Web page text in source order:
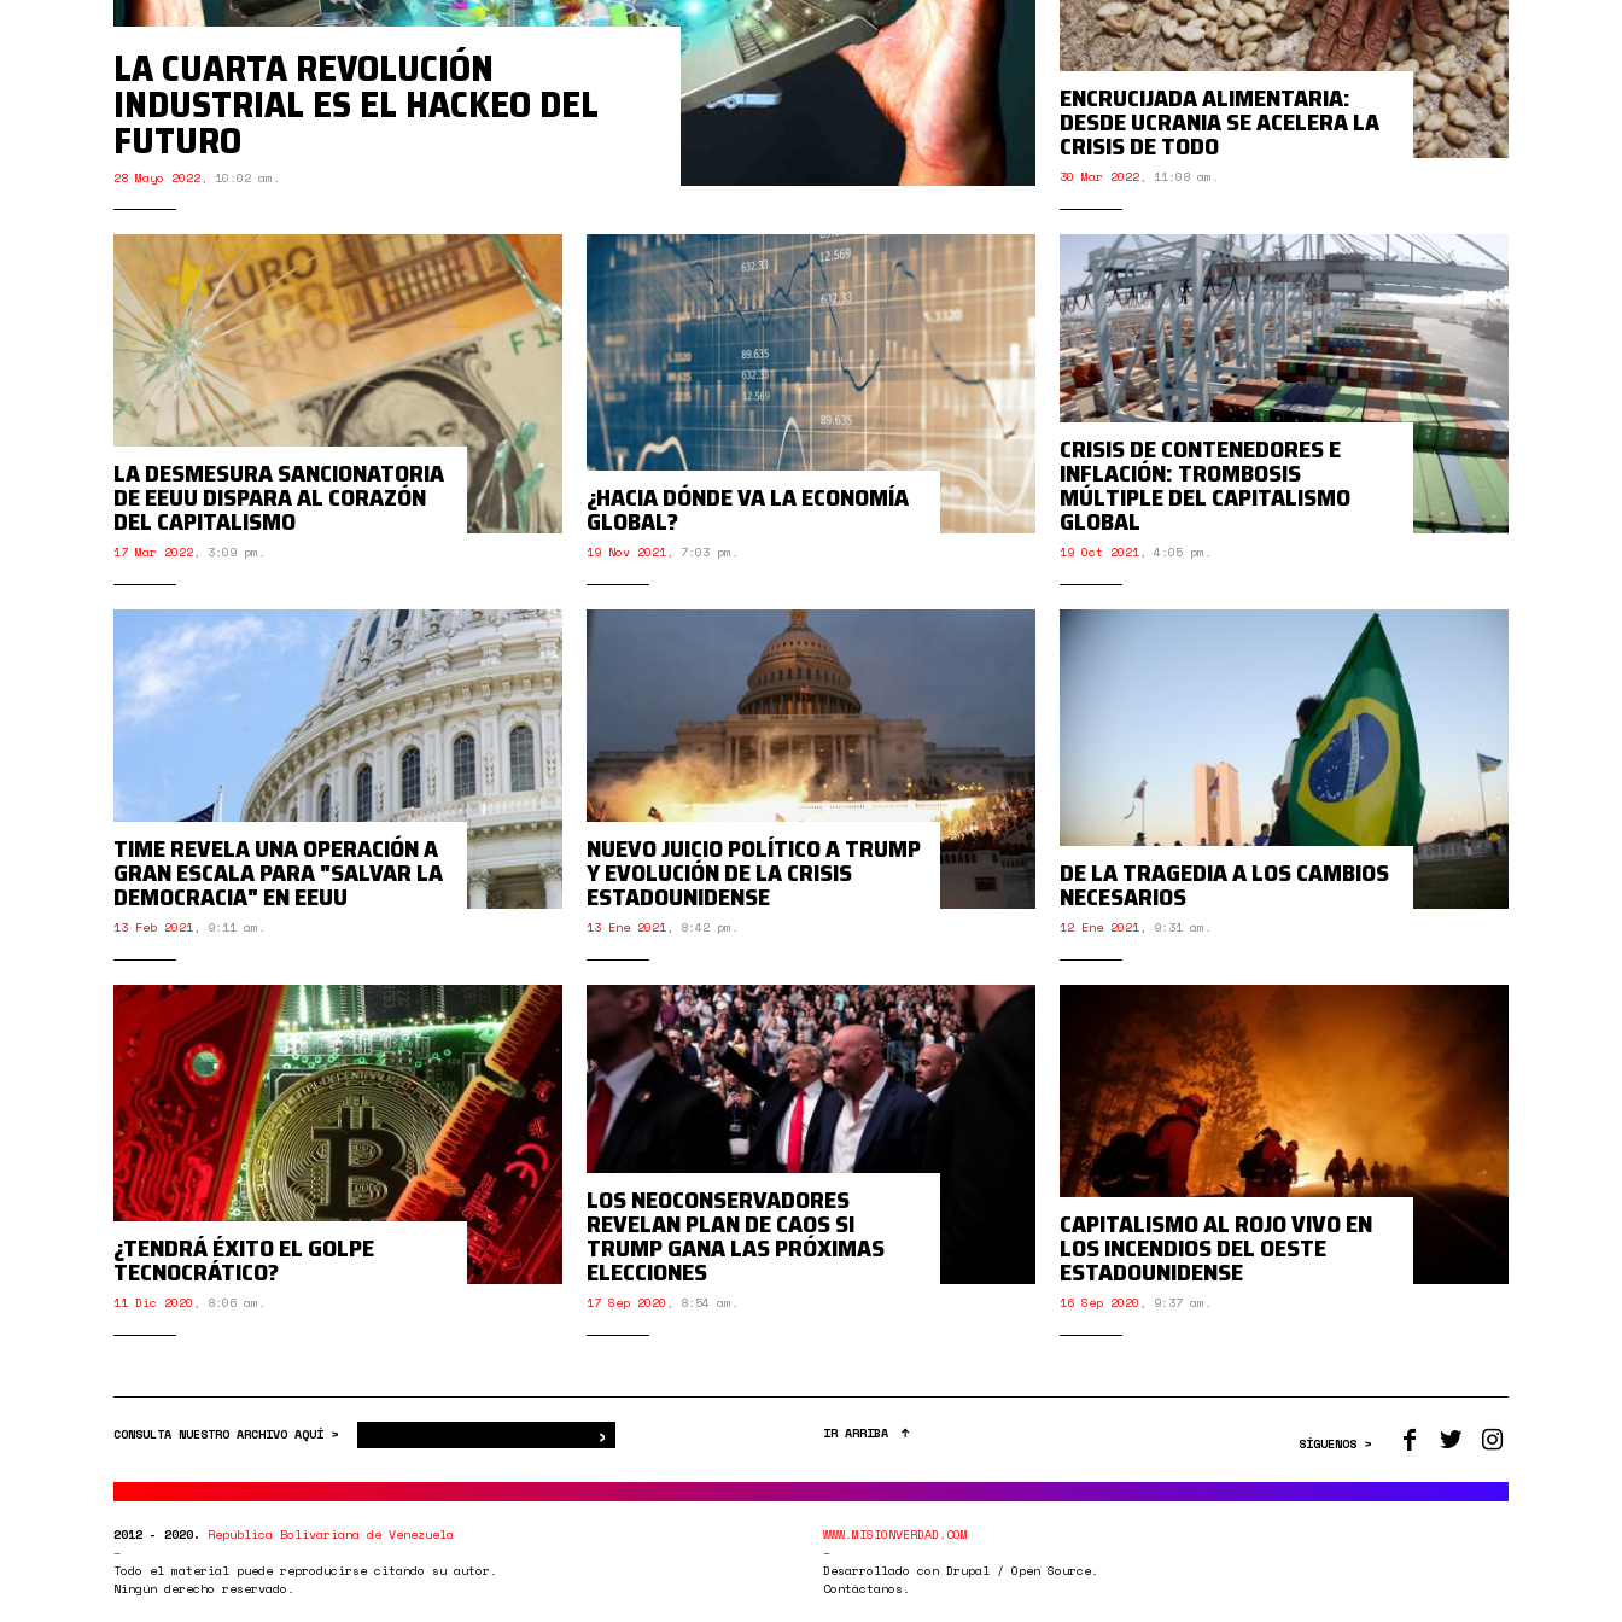
LA CUARTA REVOLUCIÓN
INDUSTRIAL ES EL HACKEO DEL
FUTURO
28 Mayo 2022, 10:02 am.
ENCRUCIJADA ALIMENTARIA:
DESDE UCRANIA SE ACELERA LA
CRISIS DE TODO
30 Mar 2022, 11:08 am.
LA DESMESURA SANCIONATORIA
DE EEUU DISPARA AL CORAZÓN
DEL CAPITALISMO
17 Mar 2022, 3:09 pm.
¿HACIA DÓNDE VA LA ECONOMÍA
GLOBAL?
19 Nov 2021, 7:03 pm.
CRISIS DE CONTENEDORES E
INFLACIÓN: TROMBOSIS
MÚLTIPLE DEL CAPITALISMO
GLOBAL
19 Oct 2021, 4:05 pm.
TIME REVELA UNA OPERACIÓN A
GRAN ESCALA PARA "SALVAR LA
DEMOCRACIA" EN EEUU
13 Feb 2021, 9:11 am.
NUEVO JUICIO POLÍTICO A TRUMP
Y EVOLUCIÓN DE LA CRISIS
ESTADOUNIDENSE
13 Ene 2021, 8:42 pm.
DE LA TRAGEDIA A LOS CAMBIOS
NECESARIOS
12 Ene 2021, 9:31 am.
¿TENDRÁ ÉXITO EL GOLPE
TECNOCRÁTICO?
11 Dic 2020 , 8:06 am.
LOS NEOCONSERVADORES
REVELAN PLAN DE CAOS SI
TRUMP GANA LAS PRÓXIMAS
ELECCIONES
17 Sep 2020 , 8:54 am.
CAPITALISMO AL ROJO VIVO EN
LOS INCENDIOS DEL OESTE
ESTADOUNIDENSE
16 Sep 2020 , 9:37 am.
CONSULTA NUESTRO ARCHIVO AQUÍ > › IR ARRIBA
SÍGUENOS >
2012 - 2020. República Bolivariana de Venezuela
Todo el material puede reproducirse citando su autor.
Ningún derecho reservado.
WWW.MISIONVERDAD.COM
Desarrollado con Drupal / Open Source.
Contáctanos.